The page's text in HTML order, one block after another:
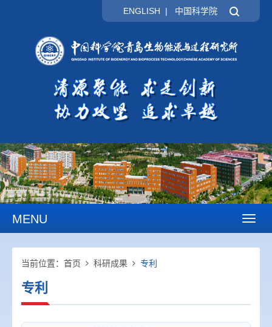
ENGLISH | 中国科学院
MENU
当前位置： 首页 科研成果 专利
专利